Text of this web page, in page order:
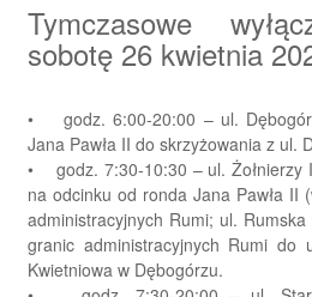
Tymczasowe
sobotę 26 kwietnia
• godz. 6:00-20:00 – ul.
Jana Pawła II do skrzyżowania z ul.
• godz. 7:30-10:30 – ul. Żołnierzy
na odcinku od ronda Jana Pawła II
administracyjnych Rumi; ul.
granic administracyjnych Rumi do
Kwietniowa w Dębogórzu.